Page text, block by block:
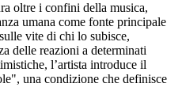
oltre i confini della musica,
umana come fonte principale
vite di chi lo subisce,
delle reazioni a determinati
l’artista introduce il
una condizione che definisce